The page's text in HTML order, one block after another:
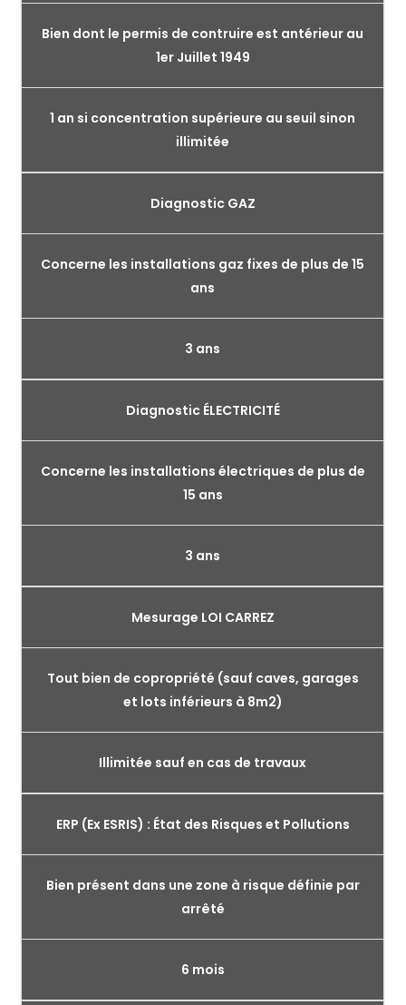
Bien dont le permis de contruire est antérieur au
1er Juillet 1949
1 an si concentration supérieure au seuil sinon
illimitée
Diagnostic GAZ
Concerne les installations gaz fixes de plus de 15
ans
3 ans
Diagnostic ÉLECTRICITÉ
Concerne les installations électriques de plus de
15 ans
3 ans
Mesurage LOI CARREZ
Tout bien de copropriété (sauf caves, garages
et lots inférieurs à 8m2)
Illimitée sauf en cas de travaux
ERP (Ex ESRIS) : État des Risques et Pollutions
Bien présent dans une zone à risque définie par
arrêté
6 mois